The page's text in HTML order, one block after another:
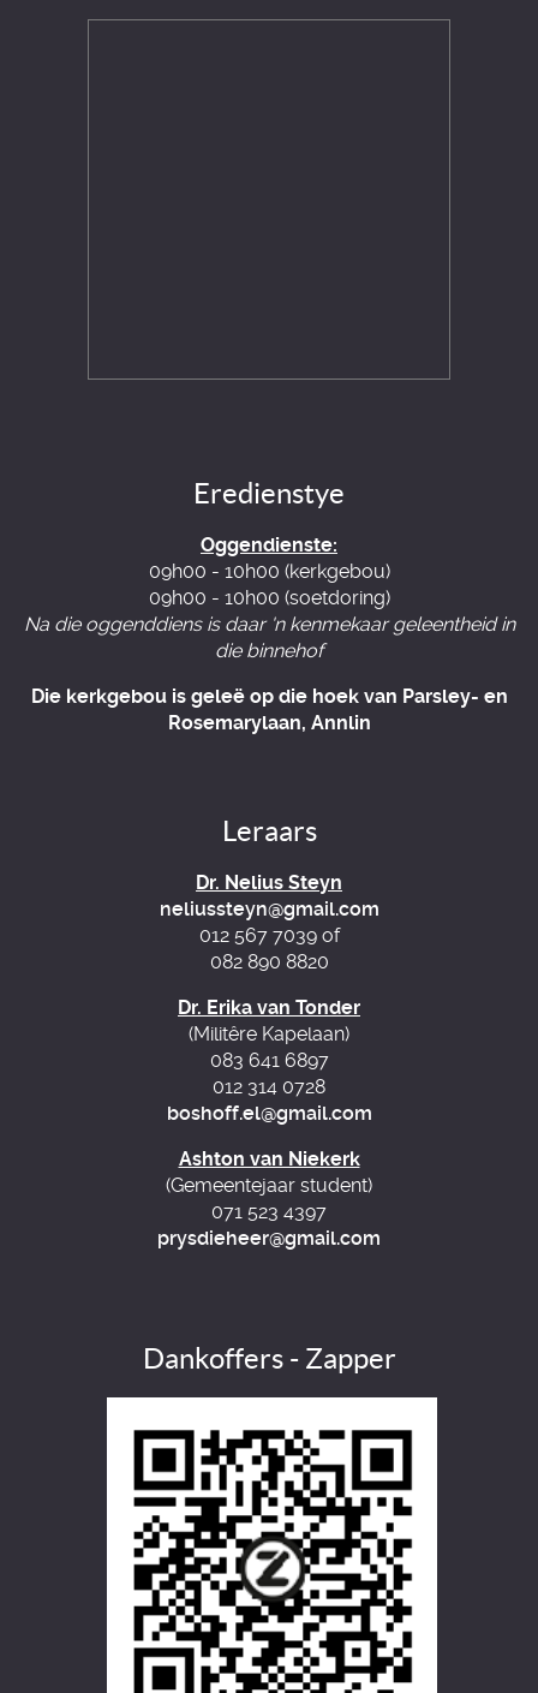
Eredienstye
Oggendienste:
09h00 - 10h00 (kerkgebou)
09h00 - 10h00 (soetdoring)
Na die oggenddiens is daar 'n kenmekaar geleentheid in
die binnehof
Die kerkgebou is geleë op die hoek van Parsley- en
Rosemarylaan, Annlin
Leraars
Dr. Nelius Steyn
neliussteyn@gmail.com
012 567 7039 of
082 890 8820
Dr. Erika van Tonder
(Militêre Kapelaan)
083 641 6897
012 314 0728
boshoff.el@gmail.com
Ashton van Niekerk
(Gemeentejaar student)
071 523 4397
prysdieheer@gmail.com
Dankoffers - Zapper